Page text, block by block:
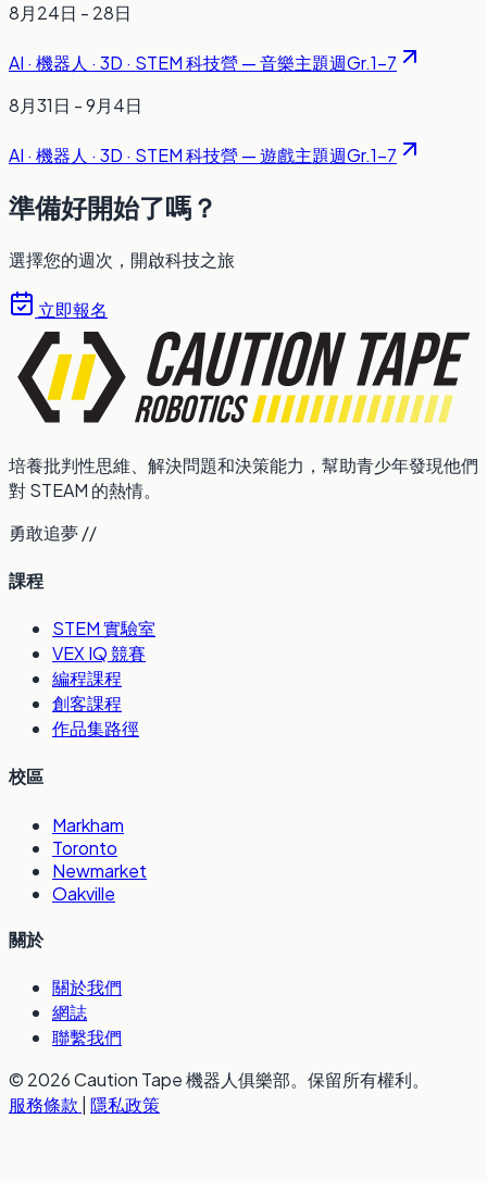
8月24日 - 28日
AI · 機器人 · 3D · STEM 科技營 — 音樂主題週Gr.1-7
8月31日 - 9月4日
AI · 機器人 · 3D · STEM 科技營 — 遊戲主題週Gr.1-7
準備好開始了嗎？
選擇您的週次，開啟科技之旅
立即報名
培養批判性思維、解決問題和決策能力，幫助青少年發現他們
對 STEAM 的熱情。
勇敢追夢 //
課程
STEM 實驗室
VEX IQ 競賽
編程課程
創客課程
作品集路徑
校區
Markham
Toronto
Newmarket
Oakville
關於
關於我們
網誌
聯繫我們
© 2026 Caution Tape 機器人俱樂部。保留所有權利。
服務條款 隱私政策